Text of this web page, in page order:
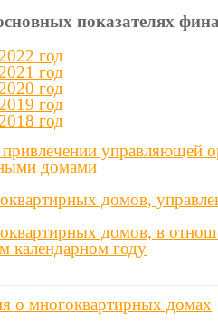
показателях
год
год
год
год
год
управляющей
домами
домов,
домов, в
календарном году
о многоквартирных домах